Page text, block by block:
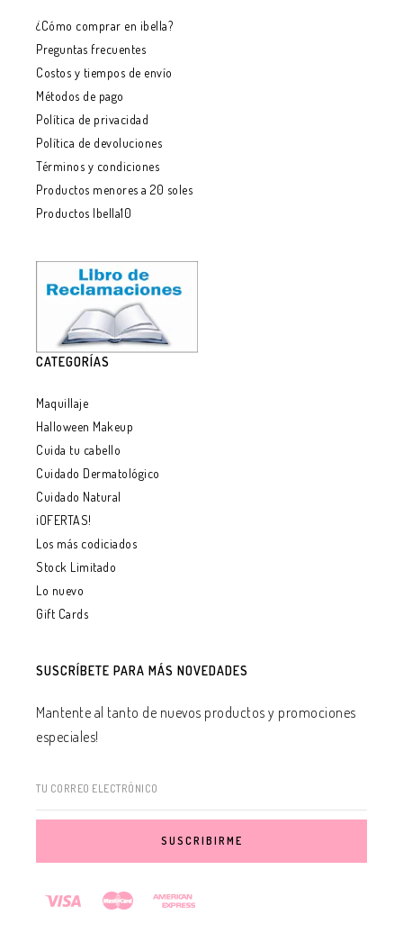
¿Cómo comprar en ibella?
Preguntas frecuentes
Costos y tiempos de envío
Métodos de pago
Política de privacidad
Política de devoluciones
Términos y condiciones
Productos menores a 20 soles
Productos Ibella10
CATEGORÍAS
Maquillaje
Halloween Makeup
Cuida tu cabello
Cuidado Dermatológico
Cuidado Natural
¡OFERTAS!
Los más codiciados
Stock Limitado
Lo nuevo
Gift Cards
SUSCRÍBETE PARA MÁS NOVEDADES
Mantente al tanto de nuevos productos y promociones
especiales!
TU CORREO ELECTRÓNICO